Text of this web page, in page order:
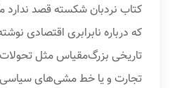
کتاب نردبان شکسته قصد ندارد
که درباره نابرابری اقتصادی
تاریخی بزرگ‌مقیاس مثل تحولات
تجارت و یا خط مشی‌های سیاسی